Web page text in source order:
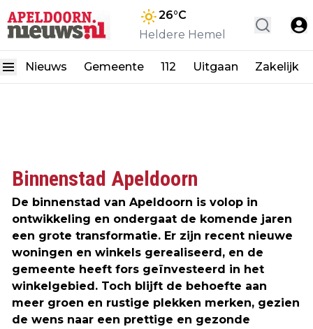
26°C
Heldere Hemel
Nieuws Gemeente 112 Uitgaan Zakelijk
Binnenstad Apeldoorn
De binnenstad van Apeldoorn is volop in
ontwikkeling en ondergaat de komende jaren
een grote transformatie. Er zijn recent nieuwe
woningen en winkels gerealiseerd, en de
gemeente heeft fors geïnvesteerd in het
winkelgebied. Toch blijft de behoefte aan
meer groen en rustige plekken merken, gezien
de wens naar een prettige en gezonde